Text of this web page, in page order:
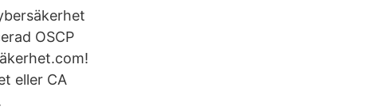
OSCP
eller CA